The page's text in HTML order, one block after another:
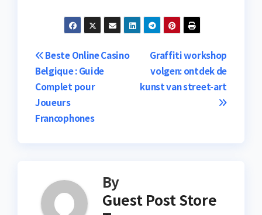
Post
navigation
Graffiti workshop
volgen: ontdek de
kunst van street-art
Beste Online Casino
Belgique : Guide
Complet pour
Joueurs
Francophones
By
Guest Post Store